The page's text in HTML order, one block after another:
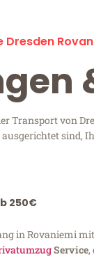
Dresden
Transport von
ausgerichtet sind,
250€
in Rovaniemi mit
Service,